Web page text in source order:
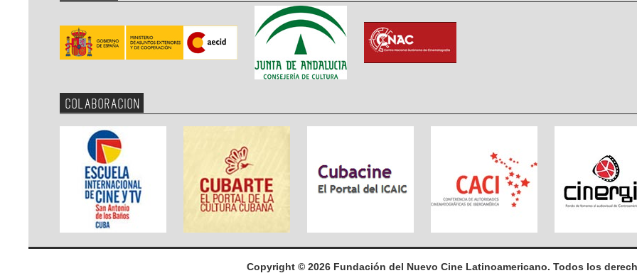
COLABORACION
Copyright © 2026 Fundación del Nuevo Cine Latinoamericano. Todos los